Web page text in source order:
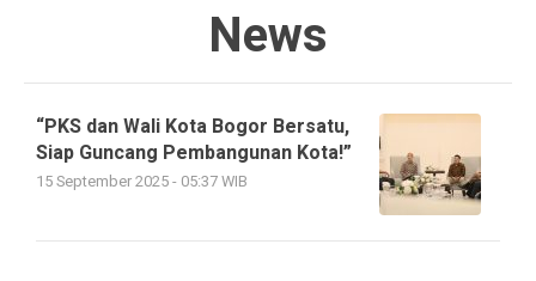
News
“PKS dan Wali Kota Bogor Bersatu,
Siap Guncang Pembangunan Kota!”
15 September 2025 - 05:37 WIB